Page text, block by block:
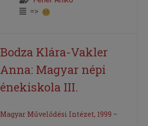
=>
Bodza Klára-Vakler
Anna: Magyar népi
énekiskola III.
Magyar Művelődési Intézet, 1999 –